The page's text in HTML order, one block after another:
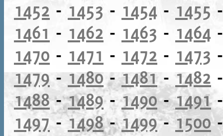
1452 - 1453 - 1454 - 1455
1461 - 1462 - 1463 - 1464
1470 - 1471 - 1472 - 1473
1479- 1480-1481- 1482
1488-1489-1490-1491
1497-1498-1499-1500